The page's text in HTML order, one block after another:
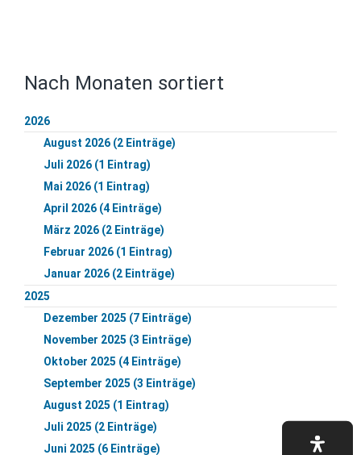
Nach Monaten sortiert
2026
August 2026 (2 Einträge)
Juli 2026 (1 Eintrag)
Mai 2026 (1 Eintrag)
April 2026 (4 Einträge)
März 2026 (2 Einträge)
Februar 2026 (1 Eintrag)
Januar 2026 (2 Einträge)
2025
Dezember 2025 (7 Einträge)
November 2025 (3 Einträge)
Oktober 2025 (4 Einträge)
September 2025 (3 Einträge)
August 2025 (1 Eintrag)
Juli 2025 (2 Einträge)
Juni 2025 (6 Einträge)